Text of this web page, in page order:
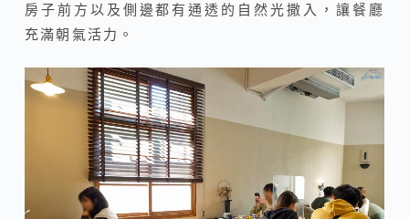
房子前方以及側邊都有通透的自然光撒入，讓餐廳
充滿朝氣活力。